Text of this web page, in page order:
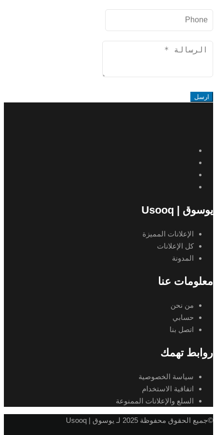
Message
ارسل
يوسوق | Usooq
الإعلانات المميزة
كل الإعلانات
المدونة
معلومات عنا
من نحن
حسابي
اتصل بنا
روابط تهمك
سياسة الخصوصية
اتفاقية الاستخدام
السلع والإعلانات الممنوعة
©جميع الحقوق محفوظة 2025 لـ يوسوق | Usooq